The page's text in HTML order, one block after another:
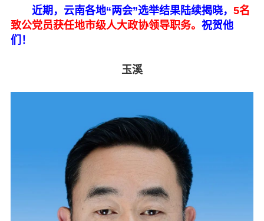
州市动态
履行职责
自身建设
致公风采
专委会
书香机关
电子杂志
近期，云南各地“两会”选举结果陆续揭晓， 5名
致公党员获任地市级人大政协领导职务。 祝贺他
们！
玉溪